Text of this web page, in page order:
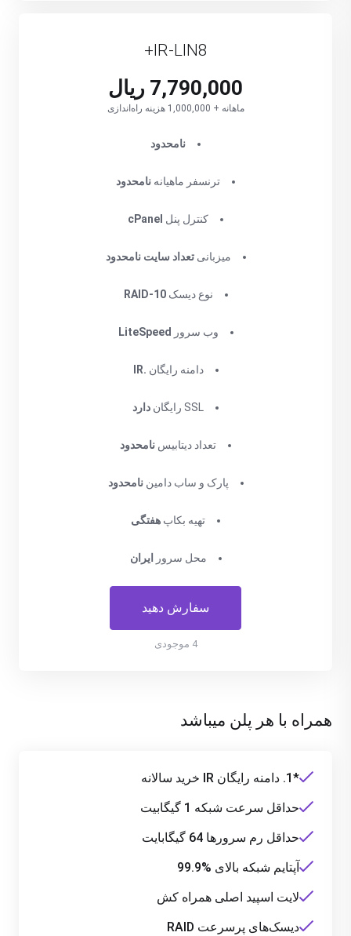
IR-LIN8+
7,790,000 ریال
ماهانه + 1,000,000 هزینه راه‌اندازی
نامحدود
ترنسفر ماهیانه نامحدود
کنترل پنل cPanel
میزبانیتعداد سایت نامحدود
نوع دیسکRAID-10
وب سرور LiteSpeed
دامنه رایگان .IR
SSL رایگان دارد
تعداد دیتابیس نامحدود
پارک و ساب دامیننامحدود
تهیه بکاپ هفتگی
محل سرور ایران
سفارش دهید
4 موجودی
همراه با هر پلن میباشد
*1. دامنه رایگان IR خرید سالانه
حداقل سرعت شبکه 1 گیگابیت
حداقل رم سرورها 64 گیگابایت
آپتایم شبکه بالای %99.9
لایت اسپید اصلی همراه کش
دیسک‌های پرسرعت RAID